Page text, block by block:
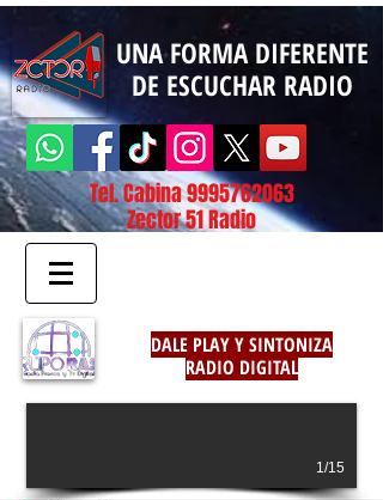
UNA FORMA DIFERENTE
DE ESCUCHAR RADIO
Tel. Cabina9995762063
Zector 51 Radio
DALE PLAY Y SINTONIZA
RADIO DIGITAL
1/15